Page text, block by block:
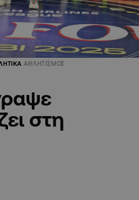
ΑΘΛΗΤΙΣΜΟΣ
στη